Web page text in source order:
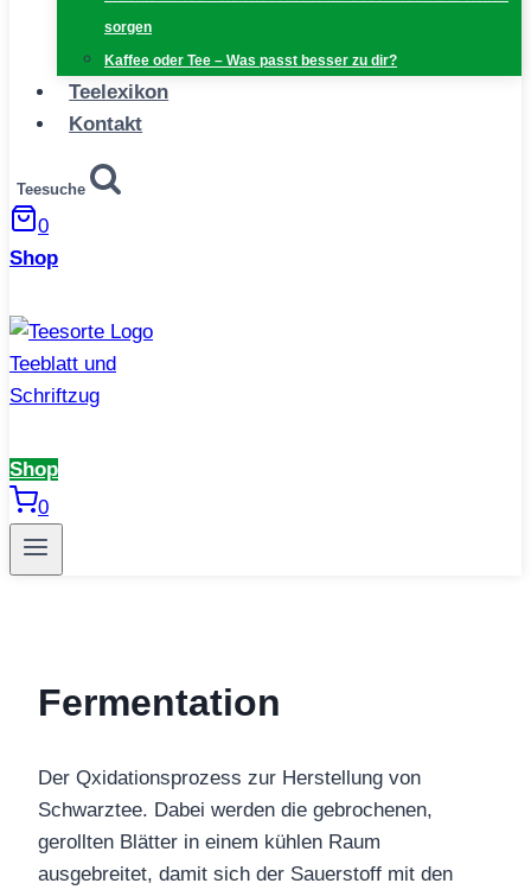
sorgen
Kaffee oder Tee – Was passt besser zu dir?
Teelexikon
Kontakt
Teesuche
0
Shop
Shop
0
Fermentation
Der Qxidationsprozess zur Herstellung von
Schwarztee. Dabei werden die gebrochenen,
gerollten Blätter in einem kühlen Raum
ausgebreitet, damit sich der Sauerstoff mit den